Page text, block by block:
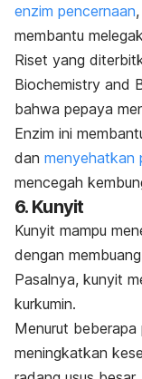
enzim pencernaan
membantu
Riset yang
Biochemistry and
bahwa pepaya
Enzim ini
dan menyehatkan
mencegah
6. Kunyit
Kunyit mampu
dengan
Pasalnya, kunyit
kurkumin.
Menurut beberapa
meningkatkan